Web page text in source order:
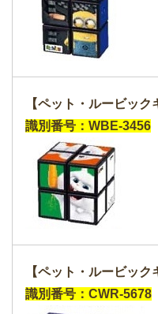
【ペット・ルービッ
識別番号：WBE-3456
【ペット・ルービッ
識別番号：CWR-5678